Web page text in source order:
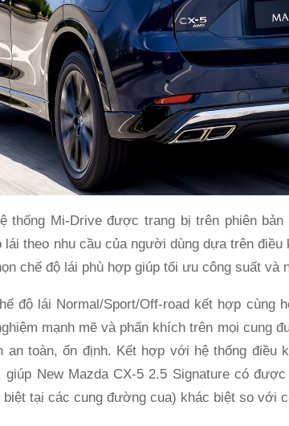
thống Mi-Drive được trang bị trên phiên
lái theo nhu cầu của người dùng dựa trên
chế độ lái phù hợp giúp tối ưu công suất và
độ lái Normal/Sport/Off-road kết hợp cùng
mạnh mẽ và phấn khích trên mọi cung
an toàn, ổn định. Kết hợp với hệ thống điều
giúp New Mazda CX-5 2.5 Signature có
biệt tại các cung đường cua) khác biệt so với